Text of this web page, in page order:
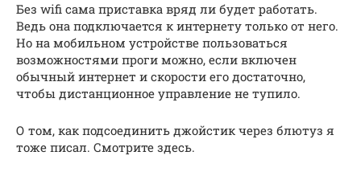
Без wifi сама приставка вряд ли будет работать.
Ведь она подключается к интернету только от него.
Но на мобильном устройстве пользоваться
возможностями проги можно, если включен
обычный интернет и скорости его достаточно,
чтобы дистанционное управление не тупило.
О том, как подсоединить джойстик через блютуз я
тоже писал. Смотрите здесь.